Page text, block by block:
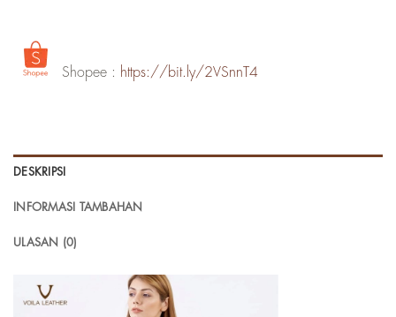
Shopee : https://bit.ly/2VSnnT4
DESKRIPSI
INFORMASI TAMBAHAN
ULASAN (0)